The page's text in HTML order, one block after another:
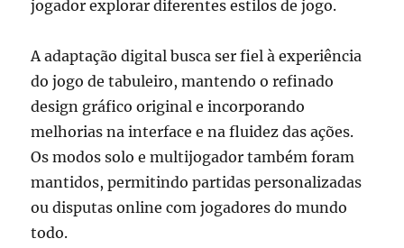
jogador explorar diferentes estilos de jogo.
A adaptação digital busca ser fiel à experiência
do jogo de tabuleiro, mantendo o refinado
design gráfico original e incorporando
melhorias na interface e na fluidez das ações.
Os modos solo e multijogador também foram
mantidos, permitindo partidas personalizadas
ou disputas online com jogadores do mundo
todo.